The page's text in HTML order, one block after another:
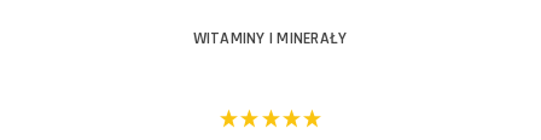
WITAMINY I MINERAŁY